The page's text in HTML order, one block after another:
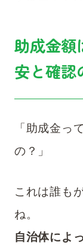
助成金額
安と確認
「助成金っ
の？」
これは誰も
ね。
自治体によ